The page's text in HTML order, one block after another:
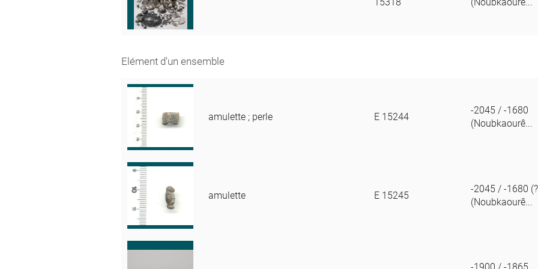
15318 (Noubkaourê...
Elément d'un ensemble
amulette ; perle E 15244
-2045 / -1680
(Noubkaourê...
amulette E 15245
-2045 / -1680
(Noubkaourê...